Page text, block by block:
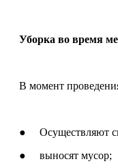
Уборка во время
В момент
● Осуществляют
● выносят мусор;